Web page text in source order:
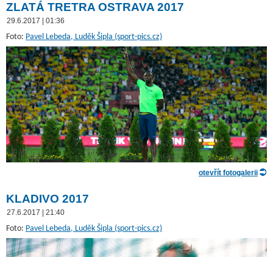
ZLATÁ TRETRA OSTRAVA 2017
29.6.2017 | 01:36
Foto: Pavel Lebeda, Luděk Šipla (sport-pics.cz)
otevřít fotogalerii
KLADIVO 2017
27.6.2017 | 21:40
Foto: Pavel Lebeda, Luděk Šipla (sport-pics.cz)